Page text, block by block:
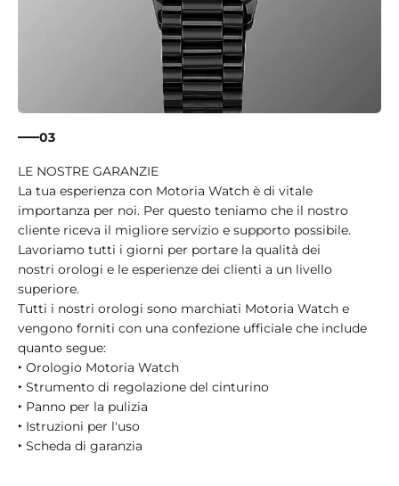
03
La tua esperienza con Motoria Watch è di vitale
importanza per noi. Per questo teniamo che il nostro
cliente riceva il migliore servizio e supporto possibile.
Lavoriamo tutti i giorni per portare la qualità dei
nostri orologi e le esperienze dei clienti a un livello
superiore.
Tutti i nostri orologi sono marchiati Motoria Watch e
vengono forniti con una confezione ufficiale che include
quanto segue:
‣ Orologio Motoria Watch
‣ Strumento di regolazione del cinturino
‣ Panno per la pulizia
‣ Istruzioni per l'uso
‣ Scheda di garanzia